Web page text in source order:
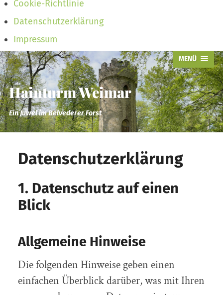
Cookie-Richtlinie
Datenschutzerklärung
Impressum
MENÜ
Hainturm Weimar
Ein Juwel im Belvederer Forst
Datenschutzerklärung
1. Datenschutz auf einen
Blick
Allgemeine Hinweise
Die folgenden Hinweise geben einen
einfachen Überblick darüber, was mit Ihren